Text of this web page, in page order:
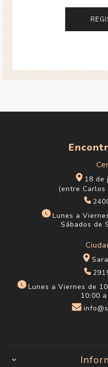
18 de
(entre Carlos
Lunes a
Sábados de
Lunes a Viernes de
10:00